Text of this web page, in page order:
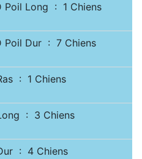
Poil Long : 1 Chiens
Poil Dur : 7 Chiens
: 1 Chiens
: 3 Chiens
: 4 Chiens